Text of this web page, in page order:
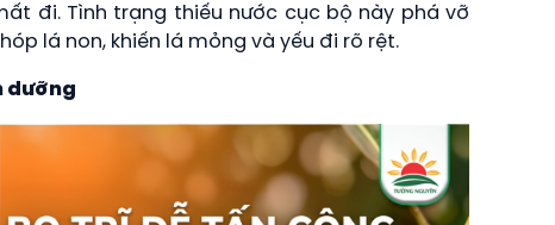
đi. Tình trạng thiếu nước cục bộ này phá vỡ
lá non, khiến lá mỏng và yếu đi rõ rệt.
dưỡng